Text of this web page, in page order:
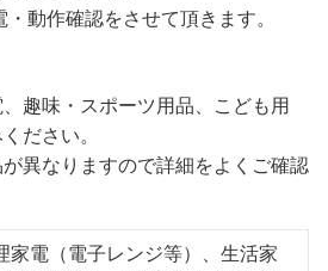
動作確認をさせて頂きます。
趣味・スポーツ用品、こども用
ださい。
異なりますので詳細をよくご確認
家電（電子レンジ等）、生活家